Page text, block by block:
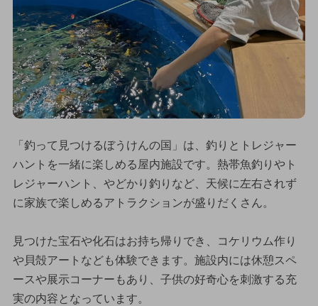
「釣って見つけるぼうけんの国」は、釣りとトレジャー
ハントを一緒に楽しめる屋内施設です。熱帯魚釣りやト
レジャーハント、やどかり釣りなど、天候に左右されず
に家族で楽しめるアトラクションが盛りだくさん。
見つけた宝石や化石はお持ち帰りでき、コケリウム作り
や貝殻アートなども体験できます。施設内には休憩スペ
ースや展示コーナーもあり、子供の好奇心を刺激する充
実の内容となっています。